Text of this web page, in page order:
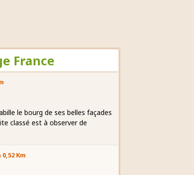
France
le bourg de ses belles façades
classé est à observer de
0,52 Km